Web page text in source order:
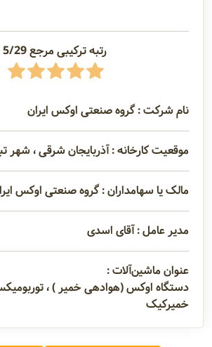
گالری
سابقه
شرکت
رتبه ترکیبی مرجع 5/29
نام شرکت : گروه صنعتی اوکس ایران
موقعیت کارخانه : آذربایجان شرقی ، شهر
مالک یا سهامداران : گروه صنعتی اوکس
مدیر عامل : آقای اسدی
عنوان ماشین‌آلات :
دستگاه اوکس (هوادهی خمیر ) ،
خمیرکیک